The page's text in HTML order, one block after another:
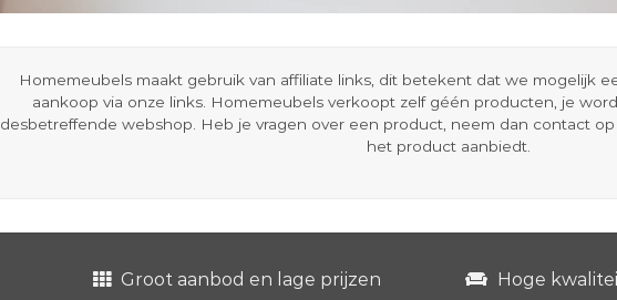
Homemeubels maakt gebruik van affiliate links, dit betekent dat we mogelijk
aankoop via onze links. Homemeubels verkoopt zelf géén producten, je
desbetreffende webshop. Heb je vragen over een product, neem dan contact
het product aanbiedt.
Groot aanbod en lage prijzen Hoge